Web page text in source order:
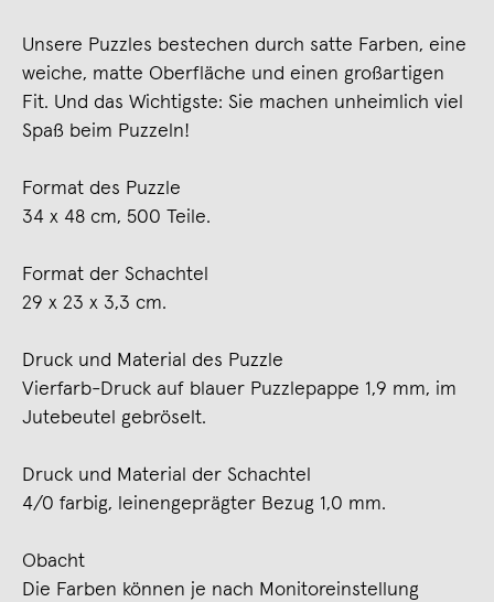
Unsere Puzzles bestechen durch satte Farben, eine
weiche, matte Oberfläche und einen großartigen
Fit. Und das Wichtigste: Sie machen unheimlich viel
Spaß beim Puzzeln!
Format des Puzzle
34 x 48 cm, 500 Teile.
Format der Schachtel
29 x 23 x 3,3 cm.
Druck und Material des Puzzle
Vierfarb-Druck auf blauer Puzzlepappe 1,9 mm, im
Jutebeutel gebröselt.
Druck und Material der Schachtel
4/0 farbig, leinengeprägter Bezug 1,0 mm.
Obacht
Die Farben können je nach Monitoreinstellung